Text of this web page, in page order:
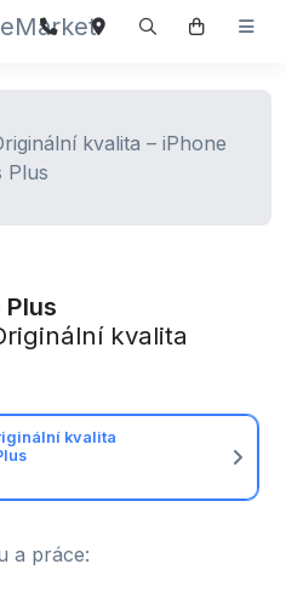
kvalita
kvalita
a práce: